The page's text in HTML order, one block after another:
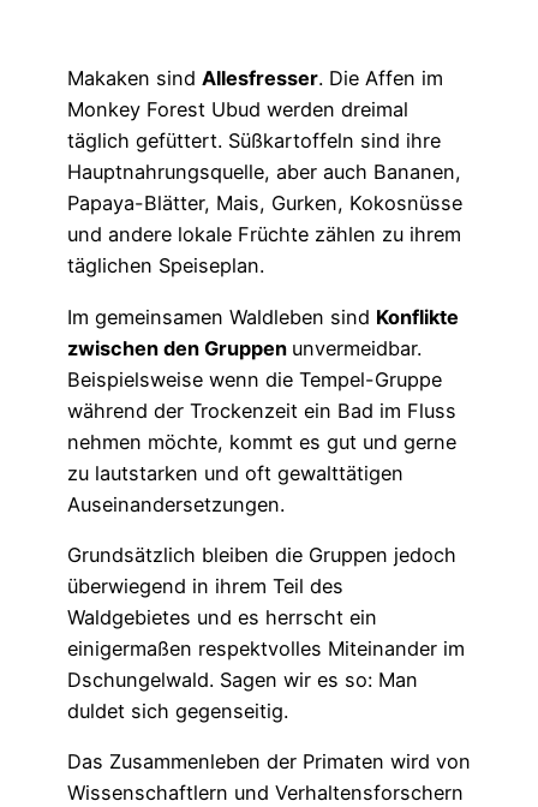
Makaken sind Allesfresser. Die Affen im
Monkey Forest Ubud werden dreimal
täglich gefüttert. Süßkartoffeln sind ihre
Hauptnahrungsquelle, aber auch Bananen,
Papaya-Blätter, Mais, Gurken, Kokosnüsse
und andere lokale Früchte zählen zu ihrem
täglichen Speiseplan.
Im gemeinsamen Waldleben sind Konflikte
zwischen den Gruppen unvermeidbar.
Beispielsweise wenn die Tempel-Gruppe
während der Trockenzeit ein Bad im Fluss
nehmen möchte, kommt es gut und gerne
zu lautstarken und oft gewalttätigen
Auseinandersetzungen.
Grundsätzlich bleiben die Gruppen jedoch
überwiegend in ihrem Teil des
Waldgebietes und es herrscht ein
einigermaßen respektvolles Miteinander im
Dschungelwald. Sagen wir es so: Man
duldet sich gegenseitig.
Das Zusammenleben der Primaten wird von
Wissenschaftlern und Verhaltensforschern